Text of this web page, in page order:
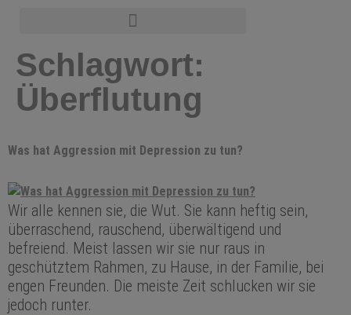
Schlagwort:
Überflutung
Was hat Aggression mit Depression zu tun?
Wir alle kennen sie, die Wut. Sie kann heftig sein,
überraschend, rauschend, überwältigend und
befreiend. Meist lassen wir sie nur raus in
geschütztem Rahmen, zu Hause, in der Familie, bei
engen Freunden. Die meiste Zeit schlucken wir sie
jedoch runter.